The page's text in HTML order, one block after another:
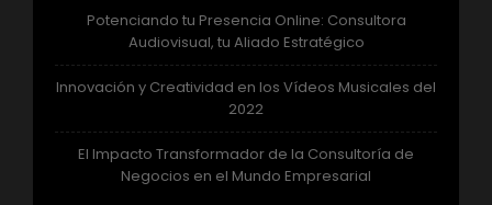
Potenciando tu Presencia Online: Consultora
Audiovisual, tu Aliado Estratégico
Innovación y Creatividad en los Vídeos Musicales del
2022
El Impacto Transformador de la Consultoría de
Negocios en el Mundo Empresarial